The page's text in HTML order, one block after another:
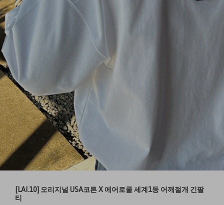
[LAI.10] 오리지널 USA코튼 X 에어로쿨 세계1등 어깨절개 긴팔
티